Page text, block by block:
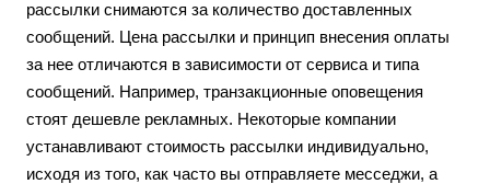
рассылки снимаются за количество доставленных
сообщений. Цена рассылки и принцип внесения оплаты
за нее отличаются в зависимости от сервиса и типа
сообщений. Например, транзакционные оповещения
стоят дешевле рекламных. Некоторые компании
устанавливают стоимость рассылки индивидуально,
исходя из того, как часто вы отправляете месседжи, а